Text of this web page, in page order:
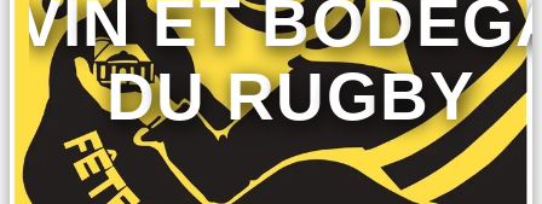
VIN ET
DU RUGBY